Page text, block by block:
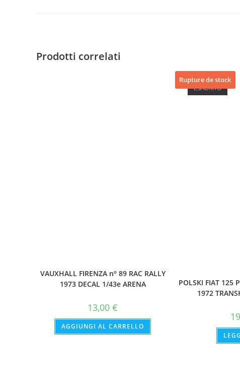
Prodotti correlati
VAUXHALL FIRENZA n° 89 RAC RALLY
1973 DECAL 1/43e ARENA
13,00€
AGGIUNGI AL CARRELLO
Rupture de stock
ESAURITO
POLSKI FIAT 125
1972